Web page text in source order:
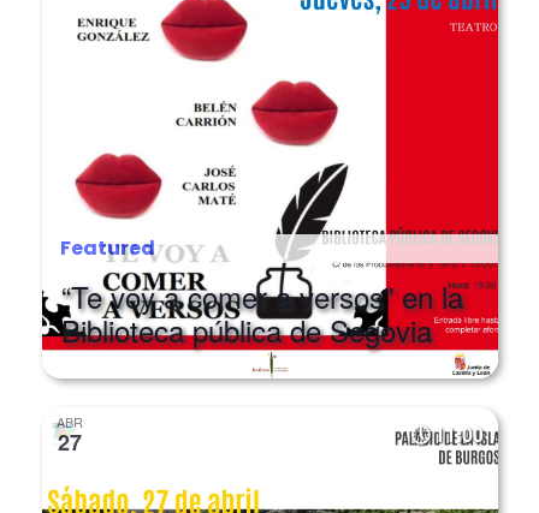
Featured
“Te voy a comer a versos” en la
Biblioteca pública de Segovia
ABR
27 11:00